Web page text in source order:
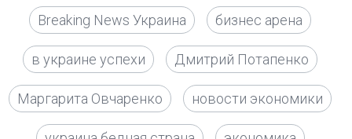
Breaking News Украина бизнес арена
в украине успехи Дмитрий Потапенко
Маргарита Овчаренко новости экономики